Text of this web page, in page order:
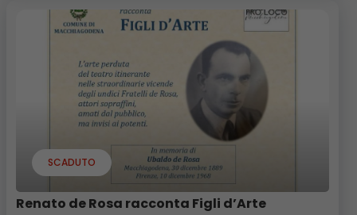
SCADUTO
Renato de Rosa racconta Figli d’Arte